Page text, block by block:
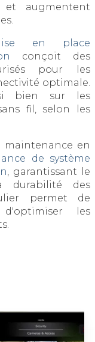
et augmentent
en place
conçoit des
pour les
optimale.
bien sur les
fil, selon les
maintenance en
de système
, garantissant le
durabilité des
permet de
les